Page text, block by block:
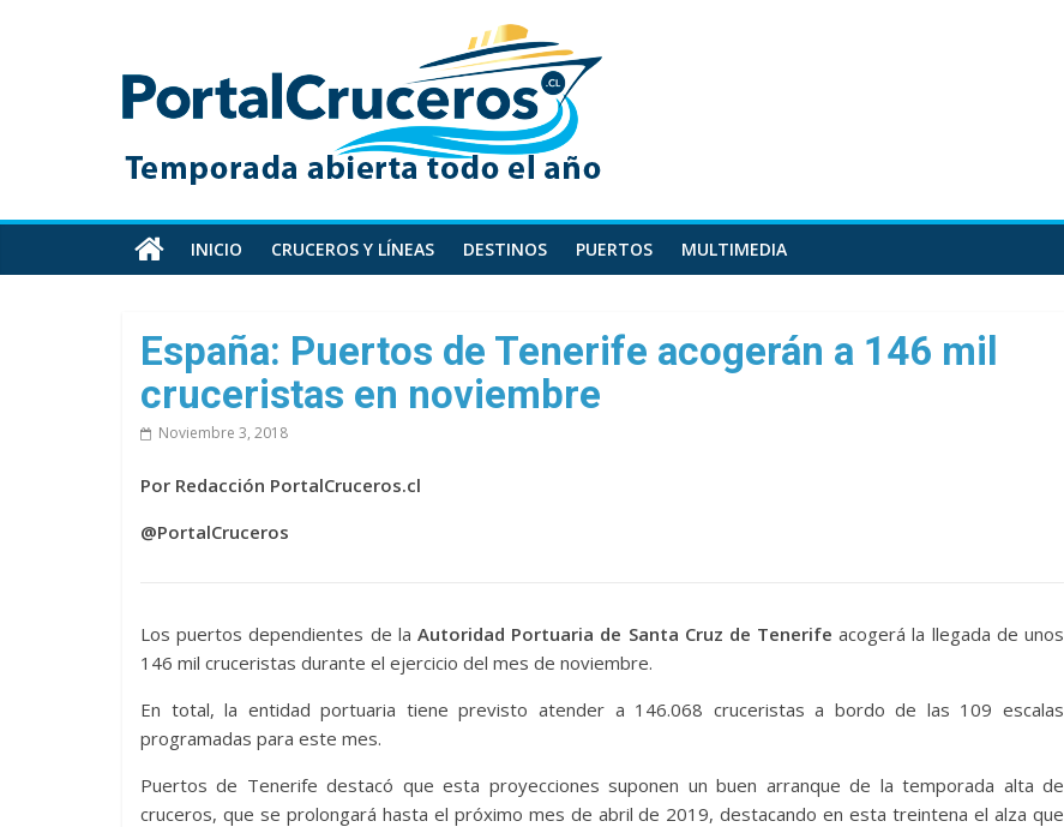
PortalCruceros
Toda
información
cruceros
en
un
sitio
INICIO CRUCEROS Y LÍNEAS DESTINOS PUERTOS MULTIMEDIA
España: Puertos de Tenerife acogerán a 146 mil
cruceristas en noviembre
Noviembre 3, 2018
Por Redacción PortalCruceros.cl
@PortalCruceros
Los puertos dependientes de la Autoridad Portuaria de Santa Cruz de Tenerife acogerá la llegada de unos
146 mil cruceristas durante el ejercicio del mes de noviembre.
En total, la entidad portuaria tiene previsto atender a 146.068 cruceristas a bordo de las 109 escalas
programadas para este mes.
Puertos de Tenerife destacó que esta proyecciones suponen un buen arranque de la temporada alta de
cruceros, que se prolongará hasta el próximo mes de abril de 2019, destacando en esta treintena el alza que